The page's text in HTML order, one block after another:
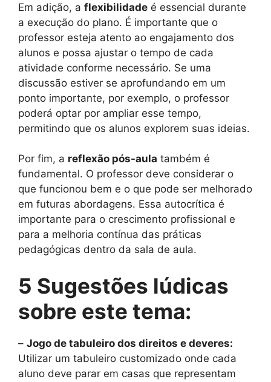
Em adição, a flexibilidade é essencial durante
a execução do plano. É importante que o
professor esteja atento ao engajamento dos
alunos e possa ajustar o tempo de cada
atividade conforme necessário. Se uma
discussão estiver se aprofundando em um
ponto importante, por exemplo, o professor
poderá optar por ampliar esse tempo,
permitindo que os alunos explorem suas ideias.
Por fim, a reflexão pós-aula também é
fundamental. O professor deve considerar o
que funcionou bem e o que pode ser melhorado
em futuras abordagens. Essa autocrítica é
importante para o crescimento profissional e
para a melhoria contínua das práticas
pedagógicas dentro da sala de aula.
5 Sugestões lúdicas
sobre este tema:
– Jogo de tabuleiro dos direitos e deveres:
Utilizar um tabuleiro customizado onde cada
aluno deve parar em casas que representam